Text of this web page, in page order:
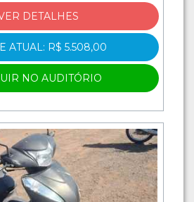
DETALHES
ATUAL: R$ 5.508,00
NO AUDITÓRIO